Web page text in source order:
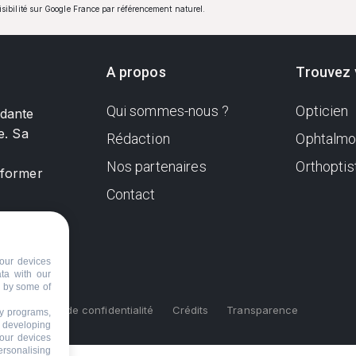
sur Google France par référencement naturel.
Sa
A propos
Qui sommes-nous ?
Rédaction
Nos partenaires
Contact
Trouvez
Opticien
Politique de confidentialité Crédits Transparence
devices
with our
some of
programs,
devices